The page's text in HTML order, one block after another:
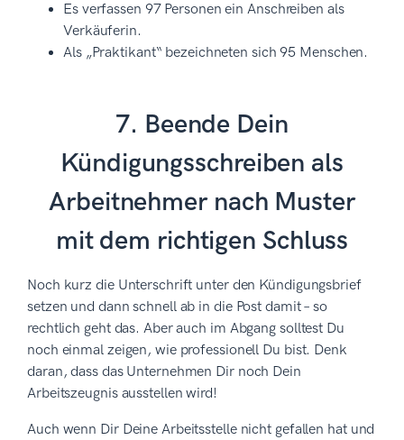
Es verfassen 97 Personen ein Anschreiben als
Verkäuferin.
Als „Praktikant“ bezeichneten sich 95 Menschen.
7. Beende Dein
Kündigungsschreiben als
Arbeitnehmer nach Muster
mit dem richtigen Schluss
Noch kurz die Unterschrift unter den Kündigungsbrief
setzen und dann schnell ab in die Post damit – so
rechtlich geht das. Aber auch im Abgang solltest Du
noch einmal zeigen, wie professionell Du bist. Denk
daran, dass das Unternehmen Dir noch Dein
Arbeitszeugnis ausstellen wird!
Auch wenn Dir Deine Arbeitsstelle nicht gefallen hat und